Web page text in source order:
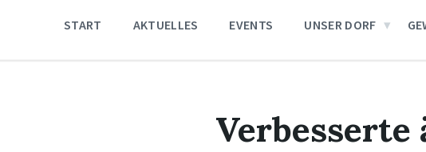
START AKTUELLES EVENTS UNSER DORF